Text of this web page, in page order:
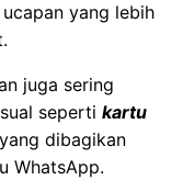
yang lebih
juga sering
seperti kartu
dibagikan
WhatsApp.